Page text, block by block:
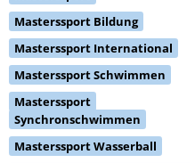
Masterssport Bildung
Masterssport International
Masterssport Schwimmen
Masterssport
Synchronschwimmen
Masterssport Wasserball